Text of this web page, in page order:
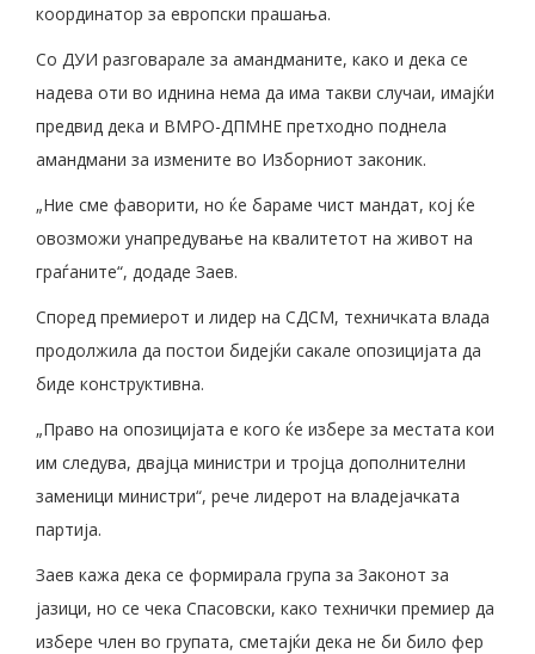
координатор за европски прашања.
Со ДУИ разговарале за амандманите, како и дека се
надева оти во иднина нема да има такви случаи, имајќи
предвид дека и ВМРО-ДПМНЕ претходно поднела
амандмани за измените во Изборниот законик.
„Ние сме фаворити, но ќе бараме чист мандат, кој ќе
овозможи унапредување на квалитетот на живот на
граѓаните“, додаде Заев.
Според премиерот и лидер на СДСМ, техничката влада
продолжила да постои бидејќи сакале опозицијата да
биде конструктивна.
„Право на опозицијата е кого ќе избере за местата кои
им следува, двајца министри и тројца дополнителни
заменици министри“, рече лидерот на владејачката
партија.
Заев кажа дека се формирала група за Законот за
јазици, но се чека Спасовски, како технички премиер да
избере член во групата, сметајќи дека не би било фер